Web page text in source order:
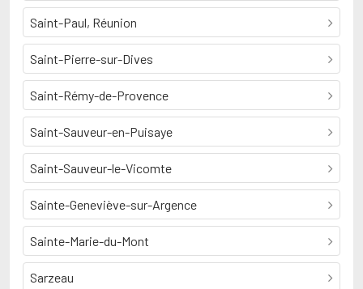
Saint-Paul, Réunion
Saint-Pierre-sur-Dives
Saint-Rémy-de-Provence
Saint-Sauveur-en-Puisaye
Saint-Sauveur-le-Vicomte
Sainte-Geneviève-sur-Argence
Sainte-Marie-du-Mont
Sarzeau